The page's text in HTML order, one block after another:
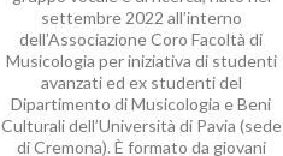
settembre 2022 all’interno
dell’Associazione Coro Facoltà di
Musicologia per iniziativa di studenti
avanzati ed ex studenti del
Dipartimento di Musicologia e Beni
Culturali dell’Università di Pavia (sede
di Cremona). È formato da giovani